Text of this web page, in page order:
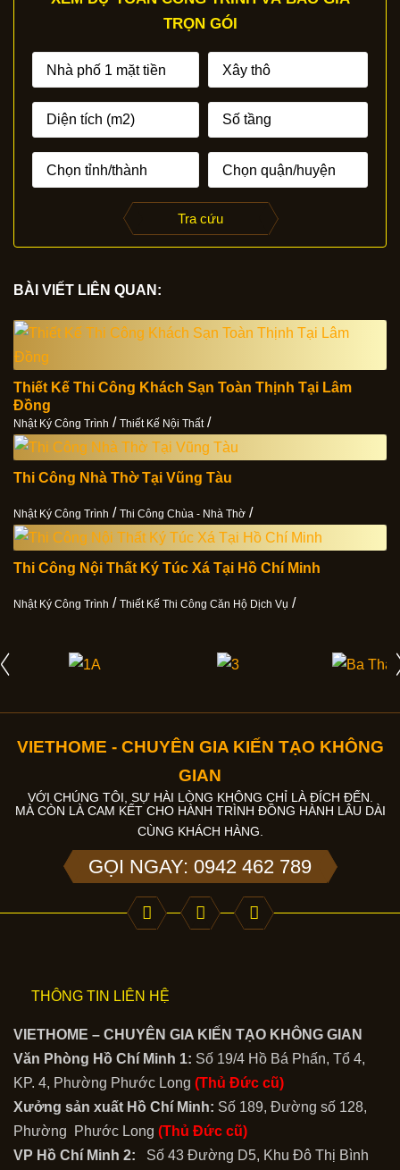
TRỌN GÓI
Tra cứu
BÀI VIẾT LIÊN QUAN:
Thiết Kế Thi Công Khách Sạn Toàn Thịnh Tại Lâm
Đồng
Nhật Ký Công Trình / Thiết Kế Nội Thất/
Thi Công Nhà Thờ Tại Vũng Tàu
Nhật Ký Công Trình / Thi Công Chùa - Nhà Thờ /
Thi Công Nội Thất Ký Túc Xá Tại Hồ Chí Minh
Nhật Ký Công Trình / Thiết Kế Thi Công Căn Hộ Dịch Vụ /
VIETHOME - CHUYÊN GIA KIẾN TẠO KHÔNG
GIAN
VỚI CHÚNG TÔI, SỰ HÀI LÒNG KHÔNG CHỈ LÀ ĐÍCH ĐẾN.
MÀ CÒN LÀ CAM KẾT CHO HÀNH TRÌNH ĐỒNG HÀNH LÂU DÀI
CÙNG KHÁCH HÀNG.
GỌI NGAY: 0942 462 789
THÔNG TIN LIÊN HỆ
VIETHOME – CHUYÊN GIA KIẾN TẠO KHÔNG GIAN
Văn Phòng Hồ Chí Minh 1: Số 19/4 Hồ Bá Phấn, Tổ 4,
KP. 4, Phường Phước Long (Thủ Đức cũ)
Xưởng sản xuất Hồ Chí Minh: Số 189, Đường số 128,
Phường Phước Long (Thủ Đức cũ)
VP Hồ Chí Minh 2: Số 43 Đường D5, Khu Đô Thị Bình